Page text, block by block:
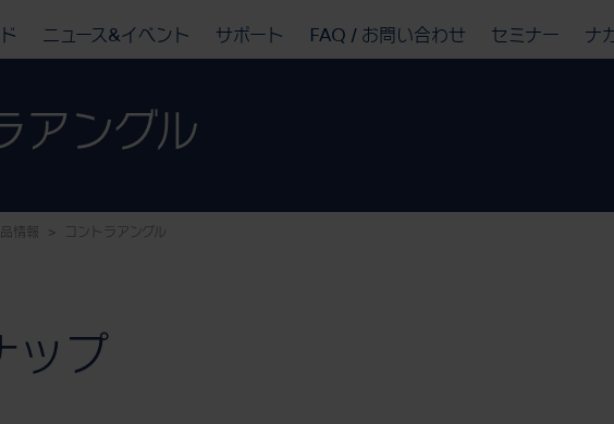
ニュース&イベント サポート FAQ / お問い合わせ セミナー ナ
アングル
情報 コントラアングル
ップ